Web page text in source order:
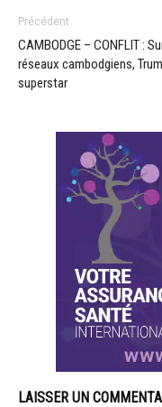
Précédent
CAMBODGE – CONFLIT :
réseaux cambodgiens,
superstar
LAISSER UN